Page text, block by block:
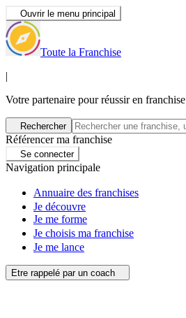
Ouvrir le menu principal
Toute la Franchise
|
Votre partenaire pour réussir en franchise
Rechercher
Référencer ma franchise
Se connecter
Navigation principale
Annuaire des franchises
Je découvre
Je me forme
Je choisis ma franchise
Je me lance
Etre rappelé par un coach